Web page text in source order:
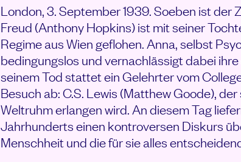
London, 3. September 1939. Soeben ist
Freud (Anthony Hopkins) ist mit seiner
Regime aus Wien geflohen. Anna, selbst
bedingungslos und vernachlässigt dabei
seinem Tod stattet ein Gelehrter vom
Besuch ab: C.S. Lewis (Matthew Goode),
Weltruhm erlangen wird. An diesem Tag
Jahrhunderts einen kontroversen Diskurs
Menschheit und die für sie alles